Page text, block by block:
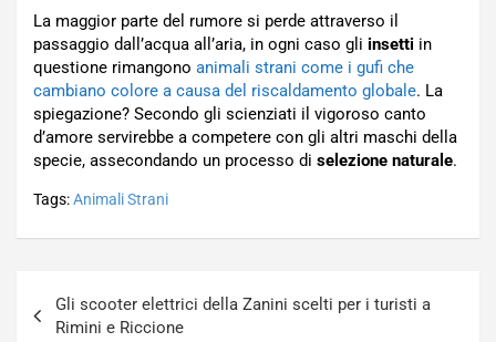
La maggior parte del rumore si perde attraverso il
passaggio dall’acqua all’aria, in ogni caso gli insetti in
questione rimangono animali strani come i gufi che
cambiano colore a causa del riscaldamento globale. La
spiegazione? Secondo gli scienziati il vigoroso canto
d’amore servirebbe a competere con gli altri maschi della
specie, assecondando un processo di selezione naturale.
Tags:Animali Strani
articoli
Gli scooter elettrici della Zanini scelti per i turisti a
Rimini e Riccione